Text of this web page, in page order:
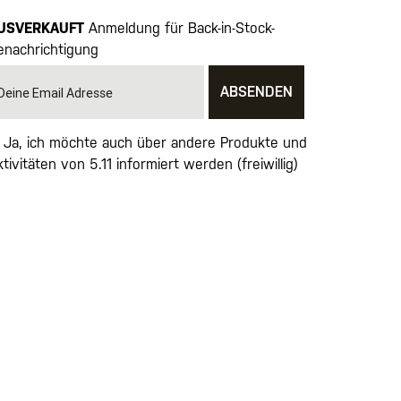
Anmeldung für Back-in-Stock-
ABSENDEN
Ja, ich möchte auch über andere Produkte und
von 5.11 informiert werden (freiwillig)